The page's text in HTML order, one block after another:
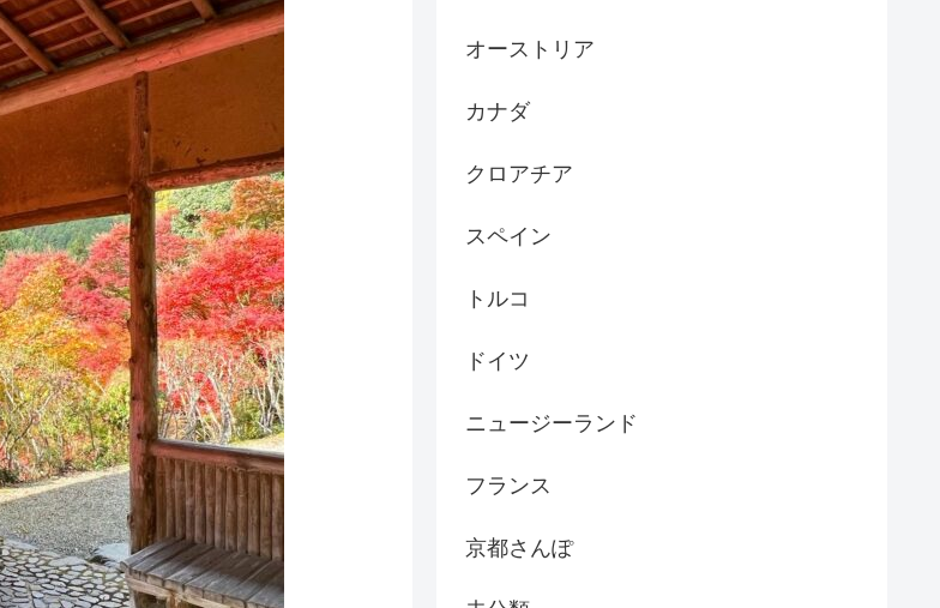
オーストリア
カナダ
クロアチア
スペイン
トルコ
ドイツ
ニュージーランド
フランス
京都さんぽ